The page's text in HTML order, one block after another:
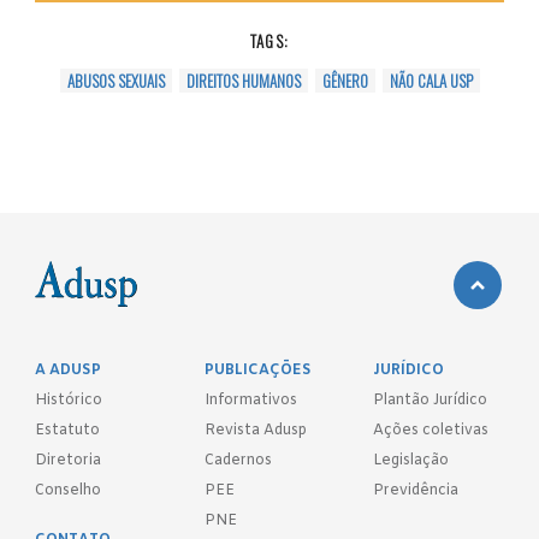
TAGS:
ABUSOS SEXUAIS
DIREITOS HUMANOS GÊNERO NÃO CALA USP
A ADUSP
Histórico
Estatuto
Diretoria
Conselho
PUBLICAÇÕES
Informativos
Revista Adusp
Cadernos
PEE
PNE
JURÍDICO
Plantão Jurídico
Ações coletivas
Legislação
Previdência